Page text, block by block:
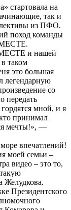
стартовала на
так и
из ПФО.
поход команды
и нашей
таком
это большая
легендарную
со
передать
мной, и я
принимал
мечты!», —
впечатлений!
моей семьи –
видео – это то,
Желудкова.
Президентского